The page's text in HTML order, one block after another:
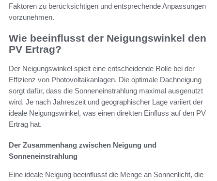
Faktoren zu berücksichtigen und entsprechende Anpassungen
vorzunehmen.
Wie beeinflusst der Neigungswinkel den
PV Ertrag?
Der Neigungswinkel spielt eine entscheidende Rolle bei der
Effizienz von Photovoltaikanlagen. Die optimale Dachneigung
sorgt dafür, dass die Sonneneinstrahlung maximal ausgenutzt
wird. Je nach Jahreszeit und geographischer Lage variiert der
ideale Neigungswinkel, was einen direkten Einfluss auf den PV
Ertrag hat.
Der Zusammenhang zwischen Neigung und
Sonneneinstrahlung
Eine ideale Neigung beeinflusst die Menge an Sonnenlicht, die